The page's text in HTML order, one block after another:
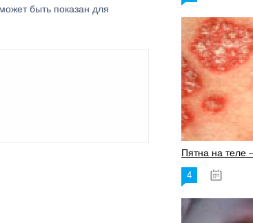
быть показан для
Пятна на
4